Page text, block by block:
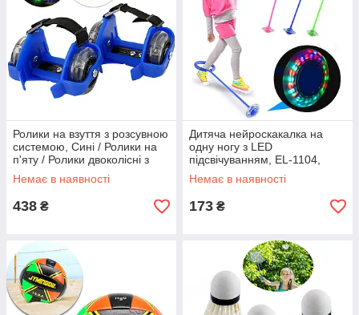
Ролики на взуття з розсувною
системою, Сині / Ролики на
п'яту / Ролики двоколісні з
колесами, що світяться
Немає в наявності
438 ₴
Дитяча нейроскакалка на
одну ногу з LED
підсвічуванням, EL-1104,
Синя / Скакалка на ногу /
Скакалка на одну ногу
Немає в наявності
173 ₴